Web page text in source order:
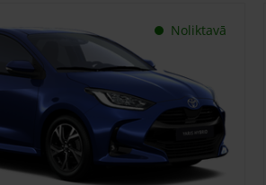
Noliktavā